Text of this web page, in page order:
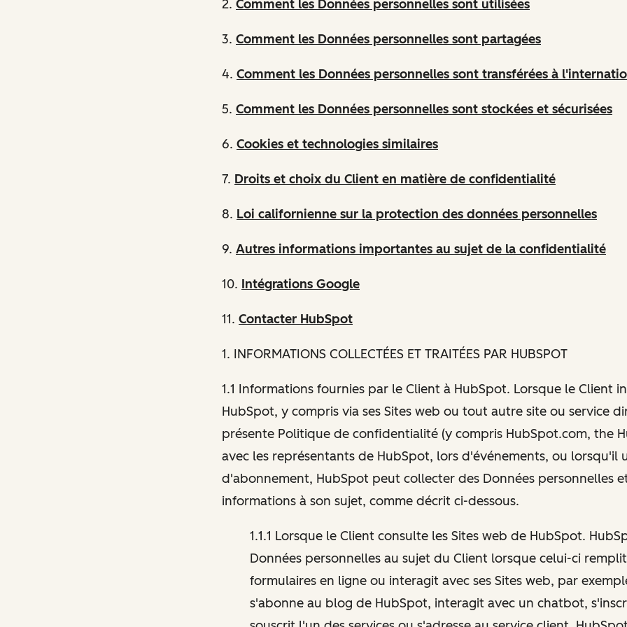
2. Comment les Données personnelles sont utilisées
3. Comment les Données personnelles sont partagées
4. Comment les Données personnelles sont transférées à
5. Comment les Données personnelles sont stockées et sécurisées
6. Cookies et technologies similaires
7. Droits et choix du Client en matière de confidentialité
8. Loi californienne sur la protection des données personnelles
9. Autres informations importantes au sujet de la confidentialité
10. Intégrations Google
11. Contacter HubSpot
1. INFORMATIONS COLLECTÉES ET TRAITÉES PAR HUBSPOT
1.1 Informations fournies par le Client à HubSpot. Lorsque le Client
HubSpot, y compris via ses Sites web ou tout autre site ou service
présente Politique de confidentialité (y compris HubSpot.com, the
avec les représentants de HubSpot, lors d'événements, ou lorsqu'il
d'abonnement, HubSpot peut collecter des Données personnelles
informations à son sujet, comme décrit ci-dessous.
1.1.1 Lorsque le Client consulte les Sites web de HubSpot.
Données personnelles au sujet du Client lorsque celui-ci
formulaires en ligne ou interagit avec ses Sites web, par
s'abonne au blog de HubSpot, interagit avec un chatbot,